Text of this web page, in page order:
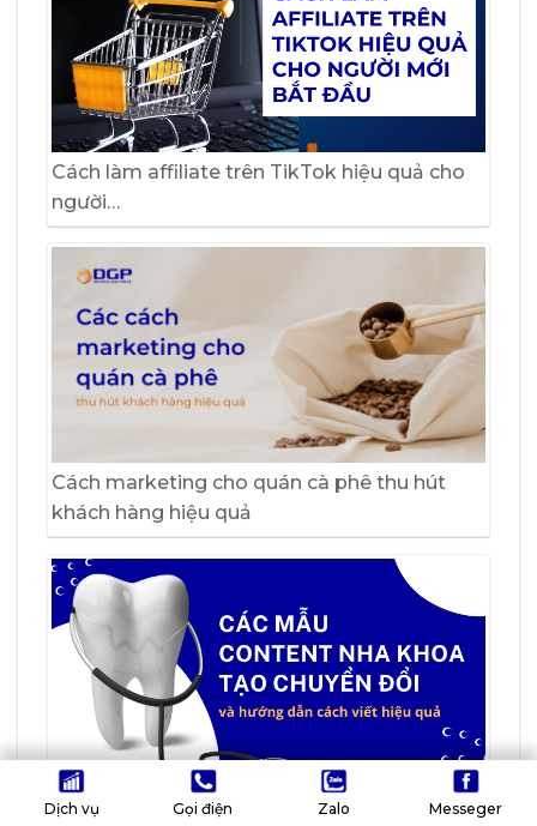
Cách làm affiliate trên TikTok hiệu quả cho
người…
Cách marketing cho quán cà phê thu hút
khách hàng hiệu quả
Các mẫu content nha khoa tạo chuyển đổi
Dịch vụ Gọi điện Zalo Messeger